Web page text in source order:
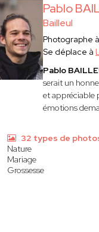
Pablo
Bailleul
Photographe à
Se déplace à
Pablo
serait un
et appréciable
émotions
32 types de
Nature
Mariage
Grossesse